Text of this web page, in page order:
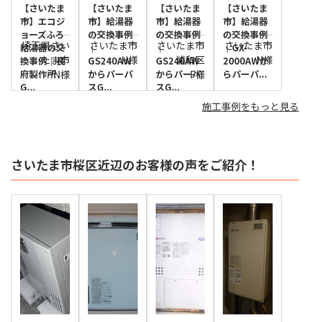
【さいたま
市】エコジ
ョーズふろ
給湯器の交
換事例｜長
府製作所
G...
埼玉県さい
たま市
N様
【さいたま
市】給湯器
の交換事例
｜
GS240AW
からパーパ
スG...
さいたま市
H様
【さいたま
市】給湯器
の交換事例
｜
GS240AW
からパーパ
スG...
さいたま市
浦和区
F様
【さいたま
市】給湯器
の交換事例
｜GX-
2000AWか
らパーパ...
さいたま市
N様
施工事例をもっと見る
さいたま市桜区近辺のお客様の声をご紹介！